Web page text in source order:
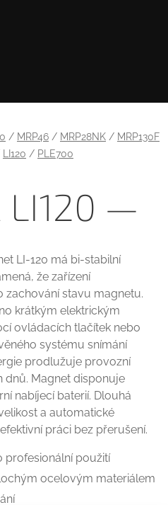
/ MRP46 / MRP28NK / MRP130F
LI120 / PLE700
LI120 —
LI-120 má bi-stabilní
že zařízení
zachování stavu magnetu.
krátkým elektrickým
ovládacích tlačítek nebo
systému snímání
prodlužuje provozní
dnů. Magnet disponuje
nabíjecí baterií. Dlouhá
a automatické
práci bez přerušení.
profesionální použití
ocelovým materiálem